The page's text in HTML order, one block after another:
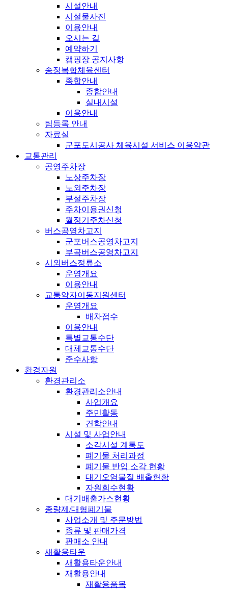
시설안내
시설물사진
이용안내
오시는 길
예약하기
캠핑장 공지사항
송정복합체육센터
종합안내
종합안내
실내시설
이용안내
팀등록 안내
자료실
군포도시공사 체육시설 서비스 이용약관
교통관리
공영주차장
노상주차장
노외주차장
부설주차장
주차이용권신청
월정기주차신청
버스공영차고지
군포버스공영차고지
부곡버스공영차고지
시외버스정류소
운영개요
이용안내
교통약자이동지원센터
운영개요
배차접수
이용안내
특별교통수단
대체교통수단
준수사항
환경자원
환경관리소
환경관리소안내
사업개요
주민활동
견학안내
시설 및 사업안내
소각시설 계통도
폐기물 처리과정
폐기물 반입 소각 현황
대기오염물질 배출현황
자원회수현황
대기배출가스현황
종량제/대형폐기물
사업소개 및 주문방법
종류 및 판매가격
판매소 안내
새활용타운
새활용타운안내
재활용안내
재활용품목